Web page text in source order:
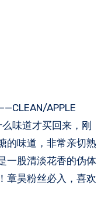
APPLE
味道才买回来，刚
的味道，非常亲切熟
一股清淡花香的伪体
章昊粉丝必入，喜欢